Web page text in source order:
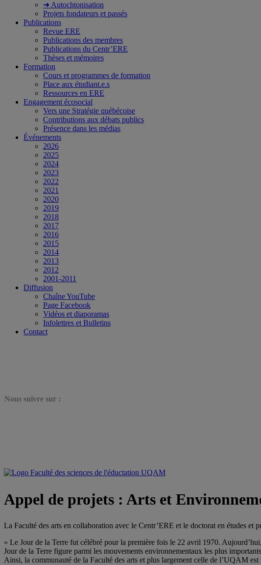
➜ Autochtonisation
Projets fondateurs et passés
Publications
Revue ERE
Publications des membres
Publications du Centr’ERE
Thèses et mémoires
Formation
Cours et programmes de formation
Place aux étudiant.e.s
Ressources en ERE
Engagement écosocial
Vers une Stratégie québécoise
Contributions aux débats publics
Présence dans les médias
Événements
2026
2025
2024
2023
2022
2021
2020
2019
2018
2017
2016
2015
2014
2013
2012
2001-2011
Diffusion
Chaîne YouTube
Page Facebook
Vidéos et diaporamas
Infolettres et Bulletins
Contact
Nous suivre sur :
Appel de projets : Arts et
La Faculté des arts en collaboration avec le Centr’ERE et le doctorat en études
« Le Jour de la Terre fut célébré pour la première fois le 22 avril 1970.
Jour de la Terre figure parmi les mouvements environnementaux les plus
Ainsi, la communauté de la Faculté des arts et plus largement celle de l’UQAM